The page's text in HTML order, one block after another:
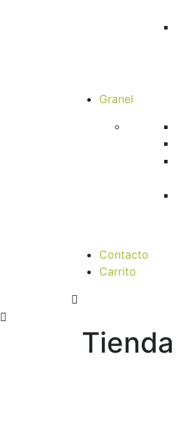
Granel
Contacto
Carrito
Tienda